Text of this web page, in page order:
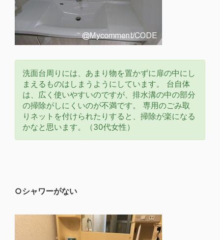
洗面台周りには、あまり物を置かずに扉の中にし
まえるものはしまうようにしています。 台自体
は、広く使いやすいのですが、排水溝の中の部分
の掃除がしにくいのが不満です。 専用のごみ取
りネットを付けられたりすると、掃除が楽になる
かなと思います。（30代女性）
○シャワーがない